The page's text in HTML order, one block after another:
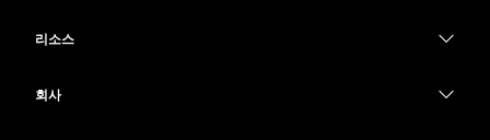
리소스
회사